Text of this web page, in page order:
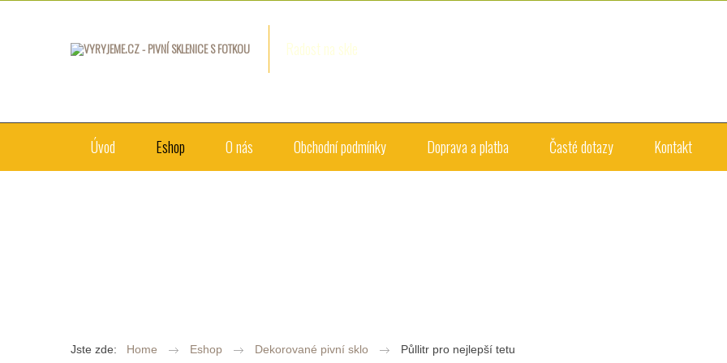
Radost na skle
Úvod Eshop O nás Obchodní podmínky Doprava a platba Časté dotazy Kontakt
Jste zde: Home Eshop Dekorované pivní sklo Půllitr pro nejlepší tetu